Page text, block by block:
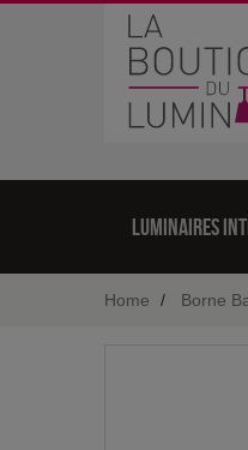
Luminaires
Home Borne